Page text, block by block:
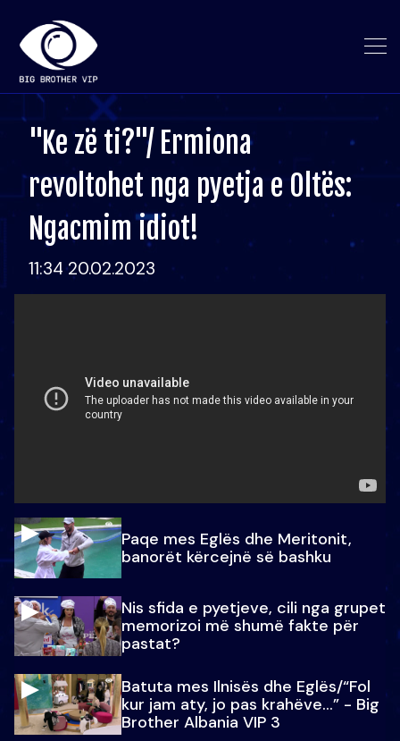
"Ke zë ti?"/ Ermiona
revoltohet nga pyetja e Oltës:
Ngacmim idiot!
11:34 20.02.2023
Paqe mes Eglës dhe Meritonit,
banorët kërcejnë së bashku
Nis sfida e pyetjeve, cili nga grupet
memorizoi më shumë fakte për
pastat?
Batuta mes Ilnisës dhe Eglës/“Fol
kur jam aty, jo pas krahëve…” - Big
Brother Albania VIP 3